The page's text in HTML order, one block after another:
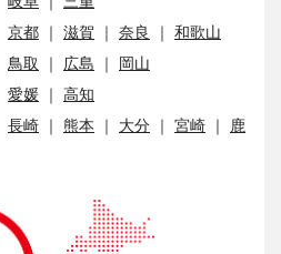
京都 ｜ 滋賀 ｜ 奈良 ｜ 和歌山
鳥取 ｜ 広島 ｜
岡山
愛媛 ｜ 高知
長崎 ｜ 熊本 ｜ 大分 ｜ 宮崎 ｜ 鹿